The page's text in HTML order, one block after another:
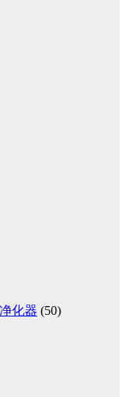
化器 (50)